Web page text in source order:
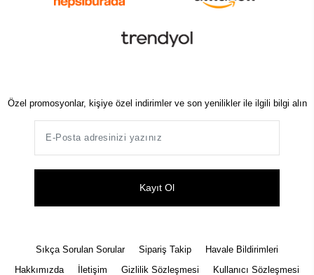
Özel promosyonlar, kişiye özel indirimler ve son yenilikler ile ilgili bilgi alın
Kayıt Ol
Sıkça Sorulan Sorular Sipariş Takip
Havale Bildirimleri
Hakkımızda
İletişim Gizlilik Sözleşmesi Kullanıcı Sözleşmesi